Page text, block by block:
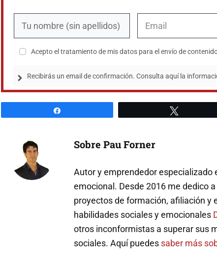
Acepto el tratamiento de mis datos para el envío de
Recibirás un email de confirmación. Consulta aquí la
Sobre Pau Forner
Autor y emprendedor
emocional. Desde 2016 me dedico
proyectos de formación, afiliación y
habilidades sociales y emocionales
otros inconformistas a superar sus
sociales. Aquí puedes saber más